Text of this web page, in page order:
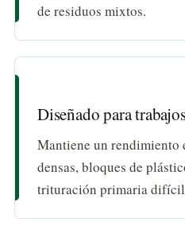
de residuos mixtos.
Diseñado para
Mantiene un rendimiento
densas, bloques de
trituración primaria